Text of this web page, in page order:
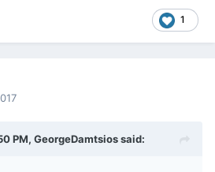
1
PM, GeorgeDamtsios said: